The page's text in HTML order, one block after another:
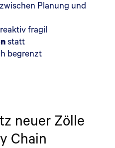
Planung und
fragil
statt
begrenzt
neuer Zölle
Chain